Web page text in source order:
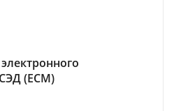
(ECM)